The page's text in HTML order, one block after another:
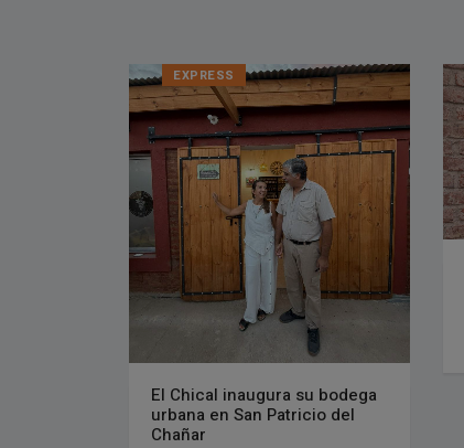
EXPRESS
El Chical inaugura su bodega
urbana en San Patricio del
Chañar